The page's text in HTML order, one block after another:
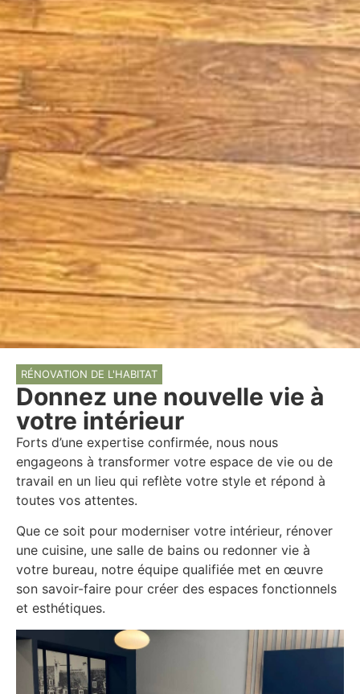
RÉNOVATION DE L'HABITAT
Donnez une nouvelle vie à
votre intérieur
Forts d’une expertise confirmée, nous nous
engageons à transformer votre espace de vie ou de
travail en un lieu qui reflète votre style et répond à
toutes vos attentes.
Que ce soit pour moderniser votre intérieur, rénover
une cuisine, une salle de bains ou redonner vie à
votre bureau, notre équipe qualifiée met en œuvre
son savoir-faire pour créer des espaces fonctionnels
et esthétiques.